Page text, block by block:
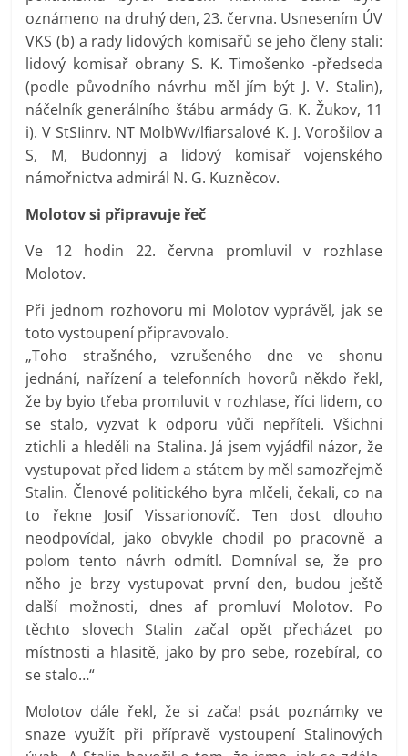
oznámeno na druhý den, 23. června. Usnesením ÚV
VKS (b) a rady lidových komisařů se jeho členy stali:
lidový komisař obrany S. K. Timošenko -předseda
(podle původního návrhu měl jím být J. V. Stalin),
náčelník generálního štábu armády G. K. Žukov, 11
i). V StSIinrv. NT MolbWv/lfiarsalové K. J. Vorošilov a
S, M, Budonnyj a lidový komisař vojenského
námořnictva admirál N. G. Kuzněcov.
Molotov si připravuje řeč
Ve 12 hodin 22. června promluvil v rozhlase
Molotov.
Při jednom rozhovoru mi Molotov vyprávěl, jak se
toto vystoupení připravovalo.
„Toho strašného, vzrušeného dne ve shonu
jednání, nařízení a telefonních hovorů někdo řekl,
že by byio třeba promluvit v rozhlase, říci lidem, co
se stalo, vyzvat k odporu vůči nepříteli. Všichni
ztichli a hleděli na Stalina. Já jsem vyjádfil názor, že
vystupovat před lidem a státem by měl samozřejmě
Stalin. Členové politického byra mlčeli, čekali, co na
to řekne Josif Vissarionovíč. Ten dost dlouho
neodpovídal, jako obvykle chodil po pracovně a
polom tento návrh odmítl. Domníval se, že pro
něho je brzy vystupovat první den, budou ještě
další možnosti, dnes af promluví Molotov. Po
těchto slovech Stalin začal opět přecházet po
místnosti a hlasitě, jako by pro sebe, rozebíral, co
se stalo…“
Molotov dále řekl, že si zača! psát poznámky ve
snaze využít při přípravě vystoupení Stalinových